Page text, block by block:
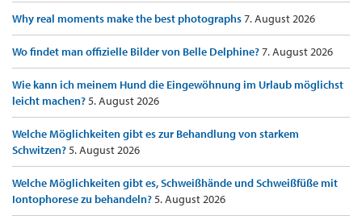
Why real moments make the best photographs7. August 2026
Wo findet man offizielle Bilder von Belle Delphine?7. August 2026
Wie kann ich meinem Hund die Eingewöhnung im Urlaub möglichst
leicht machen?5. August 2026
Welche Möglichkeiten gibt es zur Behandlung von starkem
Schwitzen?5. August 2026
Welche Möglichkeiten gibt es, Schweißhände und Schweißfüße mit
Iontophorese zu behandeln?5. August 2026